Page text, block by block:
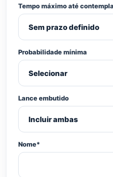
Tempo máximo até
Probabilidade mínima
Lance embutido
Nome*